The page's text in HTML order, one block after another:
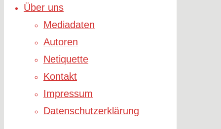
Über uns
Mediadaten
Autoren
Netiquette
Kontakt
Impressum
Datenschutzerklärung